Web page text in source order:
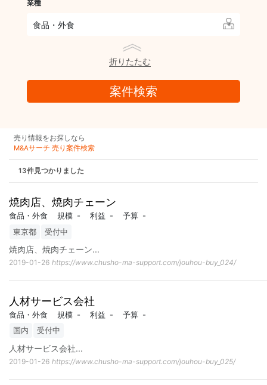
業種
食品・外食
折りたたむ
売り情報をお探しなら
M&Aサーチ 売り案件検索
13件見つかりました
焼肉店、焼肉チェーン
食品・外食 規模 - 利益 - 予算 -
東京都
受付中
焼肉店、焼肉チェーン...
2019-01-26 https://www.chusho-ma-support.com/jouhou-buy_024/
人材サービス会社
食品・外食 規模 - 利益 - 予算 -
国内
受付中
人材サービス会社...
2019-01-26 https://www.chusho-ma-support.com/jouhou-buy_025/